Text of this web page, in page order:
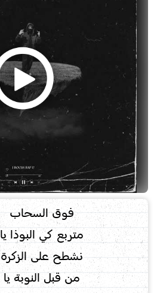
فوق السحاب
متربع كي البوذا يا
نشطح على الزكرة
من قبل النوبة يا